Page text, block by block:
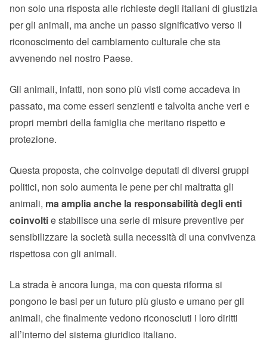
non solo una risposta alle richieste degli italiani di giustizia
per gli animali, ma anche un passo significativo verso il
riconoscimento del cambiamento culturale che sta
avvenendo nel nostro Paese.
Gli animali, infatti, non sono più visti come accadeva in
passato, ma come esseri senzienti e talvolta anche veri e
propri membri della famiglia che meritano rispetto e
protezione.
Questa proposta, che coinvolge deputati di diversi gruppi
politici, non solo aumenta le pene per chi maltratta gli
animali, ma amplia anche la responsabilità degli enti
coinvoltie stabilisce una serie di misure preventive per
sensibilizzare la società sulla necessità di una convivenza
rispettosa con gli animali.
La strada è ancora lunga, ma con questa riforma si
pongono le basi per un futuro più giusto e umano per gli
animali, che finalmente vedono riconosciuti i loro diritti
all’interno del sistema giuridico italiano.